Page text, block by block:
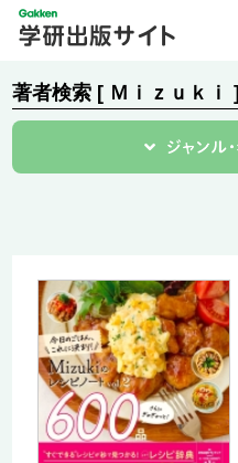
著者検索 [ Ｍｉｚｕｋｉ ]